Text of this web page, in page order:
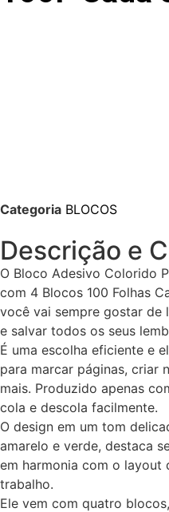
Categoria BLOCOS
Descrição e
O Bloco Adesivo Colorido
com 4 Blocos 100 Folhas
você vai sempre gostar de
e salvar todos os seus
É uma escolha eficiente e
para marcar páginas, criar
mais. Produzido apenas
cola e descola facilmente.
O design em um tom
amarelo e verde, destaca
em harmonia com o layout
trabalho.
Ele vem com quatro